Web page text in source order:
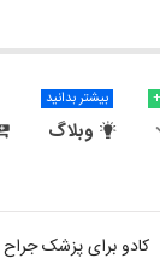
وبلاگ
بیشتر بدانید
کادو برای پزشک جراح